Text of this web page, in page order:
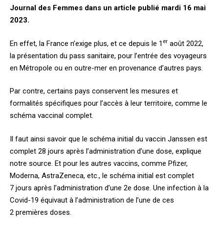
Journal des Femmes dans un article publié mardi 16 mai
2023.
En effet, la France n’exige plus, et ce depuis le 1 er août 2022,
la présentation du pass sanitaire, pour l’entrée des voyageurs
en Métropole ou en outre-mer en provenance d’autres pays.
Par contre, certains pays conservent les mesures et
formalités spécifiques pour l’accès à leur territoire, comme le
schéma vaccinal complet.
Il faut ainsi savoir que le schéma initial du vaccin Janssen est
complet 28 jours après l’administration d’une dose, explique
notre source. Et pour les autres vaccins, comme Pfizer,
Moderna, AstraZeneca, etc., le schéma initial est complet
7 jours après l’administration d’une 2e dose. Une infection à la
Covid-19 équivaut à l’administration de l’une de ces
2 premières doses.